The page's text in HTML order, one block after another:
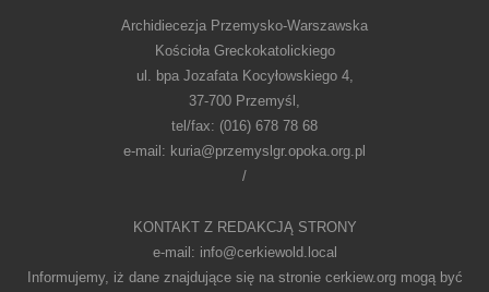
Archidiecezja Przemysko-Warszawska
Kościoła Greckokatolickiego
ul. bpa Jozafata Kocyłowskiego 4,
37-700 Przemyśl,
tel/fax: (016) 678 78 68
e-mail: kuria@przemyslgr.opoka.org.pl
/
KONTAKT Z REDAKCJĄ STRONY
e-mail: info@cerkiewold.local
Informujemy, iż dane znajdujące się na stronie cerkiew.org mogą być